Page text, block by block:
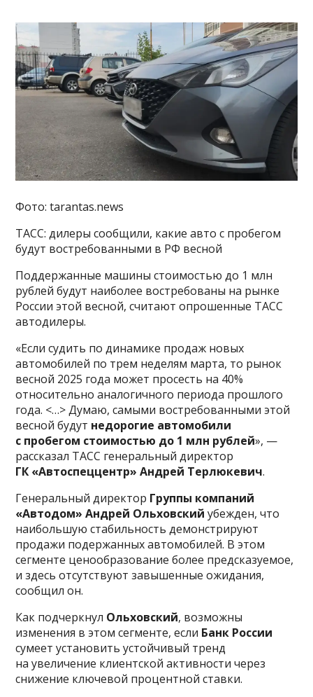
Фото: tarantas.news
ТАСС: дилеры сообщили, какие авто c пробегом
будут востребованными в РФ весной
Поддержанные машины стоимостью до 1 млн
рублей будут наиболее востребованы на рынке
России этой весной, считают опрошенные ТАСС
автодилеры.
«Если судить по динамике продаж новых
автомобилей по трем неделям марта, то рынок
весной 2025 года может просесть на 40%
относительно аналогичного периода прошлого
года. <…> Думаю, самыми востребованными этой
весной будут недорогие автомобили
с пробегом стоимостью до 1 млн рублей», —
рассказал ТАСС генеральный директор
ГК «Автоспеццентр» Андрей Терлюкевич.
Генеральный директор Группы компаний
«Автодом» Андрей Ольховский убежден, что
наибольшую стабильность демонстрируют
продажи подержанных автомобилей. В этом
сегменте ценообразование более предсказуемое,
и здесь отсутствуют завышенные ожидания,
сообщил он.
Как подчеркнул Ольховский, возможны
изменения в этом сегменте, если Банк России
сумеет установить устойчивый тренд
на увеличение клиентской активности через
снижение ключевой процентной ставки.